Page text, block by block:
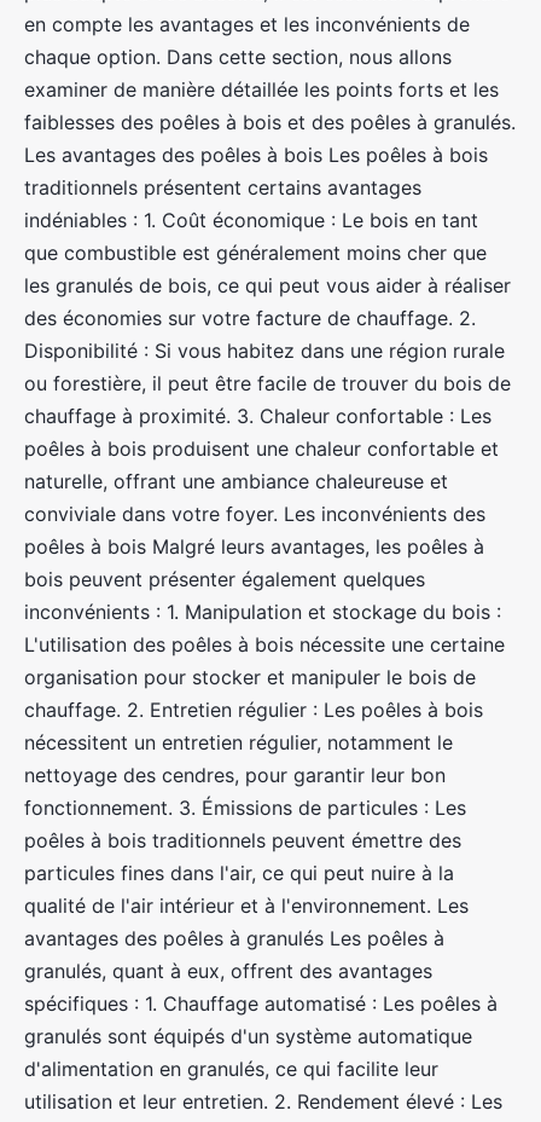
en compte les avantages et les inconvénients de
chaque option. Dans cette section, nous allons
examiner de manière détaillée les points forts et les
faiblesses des poêles à bois et des poêles à granulés.
Les avantages des poêles à bois Les poêles à bois
traditionnels présentent certains avantages
indéniables : 1. Coût économique : Le bois en tant
que combustible est généralement moins cher que
les granulés de bois, ce qui peut vous aider à réaliser
des économies sur votre facture de chauffage. 2.
Disponibilité : Si vous habitez dans une région rurale
ou forestière, il peut être facile de trouver du bois de
chauffage à proximité. 3. Chaleur confortable : Les
poêles à bois produisent une chaleur confortable et
naturelle, offrant une ambiance chaleureuse et
conviviale dans votre foyer. Les inconvénients des
poêles à bois Malgré leurs avantages, les poêles à
bois peuvent présenter également quelques
inconvénients : 1. Manipulation et stockage du bois :
L'utilisation des poêles à bois nécessite une certaine
organisation pour stocker et manipuler le bois de
chauffage. 2. Entretien régulier : Les poêles à bois
nécessitent un entretien régulier, notamment le
nettoyage des cendres, pour garantir leur bon
fonctionnement. 3. Émissions de particules : Les
poêles à bois traditionnels peuvent émettre des
particules fines dans l'air, ce qui peut nuire à la
qualité de l'air intérieur et à l'environnement. Les
avantages des poêles à granulés Les poêles à
granulés, quant à eux, offrent des avantages
spécifiques : 1. Chauffage automatisé : Les poêles à
granulés sont équipés d'un système automatique
d'alimentation en granulés, ce qui facilite leur
utilisation et leur entretien. 2. Rendement élevé : Les